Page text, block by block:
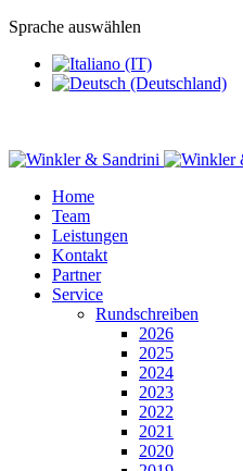
Sprache auswählen
Home
Team
Leistungen
Kontakt
Partner
Service
Rundschreiben
2026
2025
2024
2023
2022
2021
2020